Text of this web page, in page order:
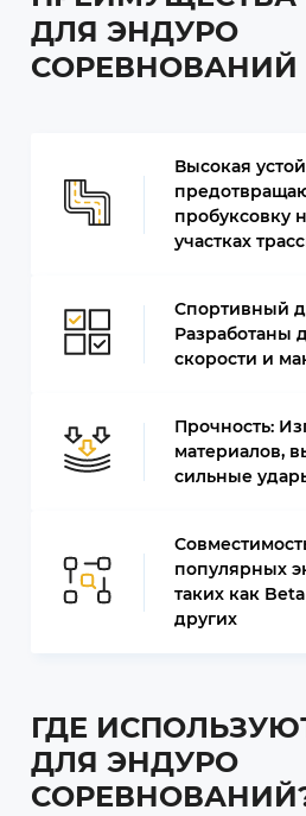
ДЛЯ ЭНДУРО
СОРЕВНОВАНИЙ
Высокая
пробуксовку
участках
Спортивный
Разработаны
скорости и
Прочность:
материалов,
сильные
популярных
таких как
других
ГДЕ
ДЛЯ ЭНДУРО